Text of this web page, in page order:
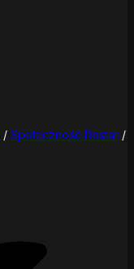
/ Społeczność Rostar /